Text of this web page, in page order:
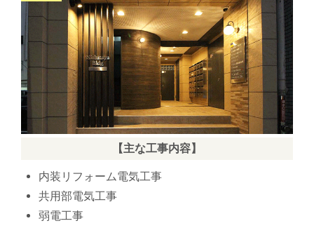
【主な工事内容】
内装リフォーム電気工事
共用部電気工事
弱電工事